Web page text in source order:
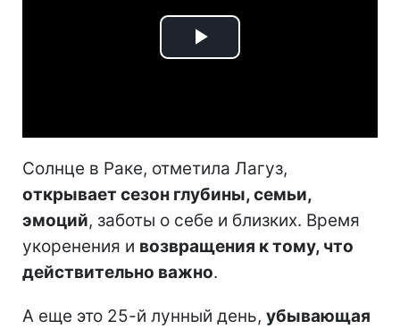
Play
Солнце в Раке, отметила Лагуз,
открывает сезон глубины, семьи,
эмоций, заботы о себе и близких. Время
укоренения и возвращения к тому, что
действительно важно.
А еще это 25-й лунный день, убывающая